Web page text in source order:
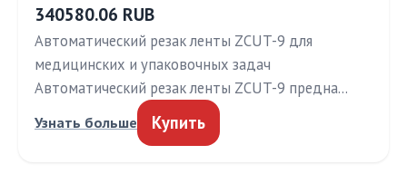
340580.06 RUB
Автоматический резак ленты ZCUT-9 для
медицинских и упаковочных задач
Автоматический резак ленты ZCUT-9 предна…
Узнать больше Купить